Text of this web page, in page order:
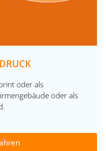
oder als
oder als